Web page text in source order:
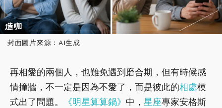
封面圖片來源：AI生成
再相愛的兩個人，也難免遇到磨合期，但有時候感
情撞牆，不一定是因為不愛了，而是彼此的相處模
式出了問題。
《明星算算鍋》 中， 星座專家安格斯